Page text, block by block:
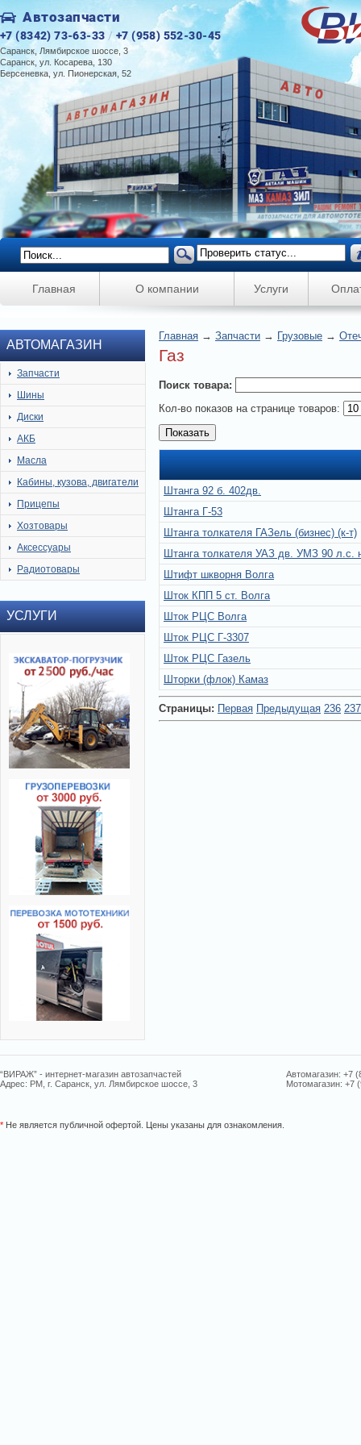
Автозапчасти
+7 (8342) 73-63-33 /+7 (958) 552-30-45
Саранск, Лямбирское шоссе, 3
Саранск, ул. Косарева, 130
Берсеневка, ул. Пионерская, 52
Главная О компании Услуги
АВТОМАГАЗИН
Запчасти
Шины
Диски
АКБ
Масла
Кабины, кузова, двигатели
Прицепы
Хозтовары
Аксессуары
Радиотовары
УСЛУГИ
Главная → Запчасти → Грузовые →
Газ
Поиск товара:
Кол-во показов на странице товаров:
Штанга 92 б. 402дв.
Штанга Г-53
Штанга толкателя ГАЗель (бизнес) (к-т)
Штанга толкателя УАЗ дв. УМЗ 90 л.с.
Штифт шкворня Волга
Шток КПП 5 ст. Волга
Шток РЦС Волга
Шток РЦС Г-3307
Шток РЦС Газель
Шторки (флок) Камаз
Страницы: Первая Предыдущая 236 237
“ВИРАЖ” - интернет-магазин автозапчастей
Адрес: РМ, г. Саранск, ул. Лямбирское шоссе, 3
Автомагазин: +7
Мотомагазин: +7
* Не является публичной офертой. Цены указаны для ознакомления.